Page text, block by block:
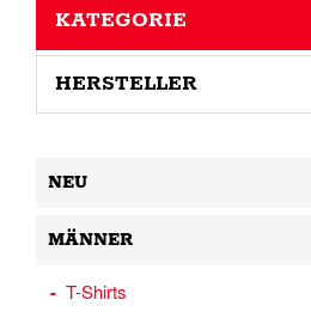
KATEGORIE
HERSTELLER
NEU
MÄNNER
T-Shirts